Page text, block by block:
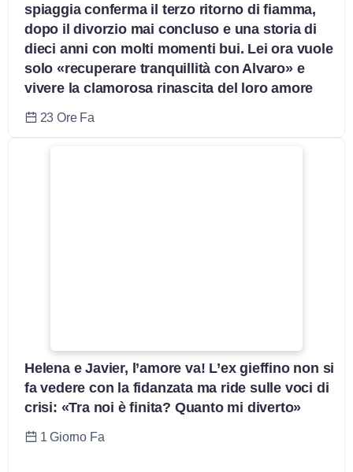
spiaggia conferma il terzo ritorno di fiamma,
dopo il divorzio mai concluso e una storia di
dieci anni con molti momenti bui. Lei ora vuole
solo «recuperare tranquillità con Alvaro» e
vivere la clamorosa rinascita del loro amore
23 Ore Fa
Helena e Javier, l’amore va! L’ex gieffino non si
fa vedere con la fidanzata ma ride sulle voci di
crisi: «Tra noi è finita? Quanto mi diverto»
1 Giorno Fa